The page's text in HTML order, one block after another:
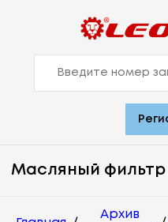
Масляный фильтр
Архив